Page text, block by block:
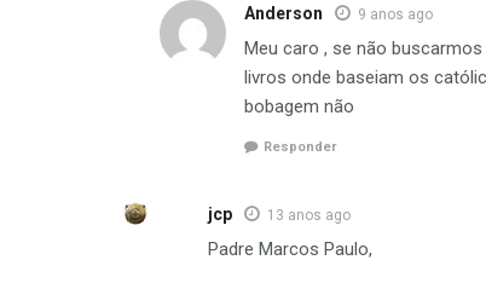
Anderson 9 anos ago
Meu caro , se não
livros onde baseiam os
bobagem não
Responder
jcp 13 anos ago
Padre Marcos Paulo,